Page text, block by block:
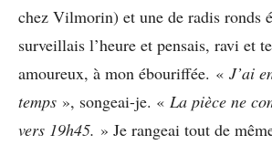
chez Vilmorin) et une de radis ronds
surveillais l’heure et pensais, ravi et
amoureux, à mon ébouriffée. « J’ai
temps », songeai-je. « La pièce ne
vers 19h45. » Je rangeai tout de